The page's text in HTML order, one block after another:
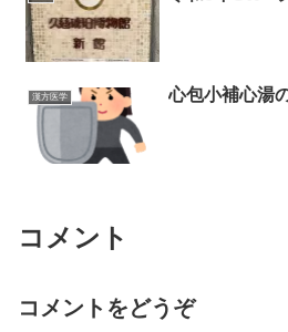
漢方医学 心包小補心湯
コメント
コメントをどうぞ